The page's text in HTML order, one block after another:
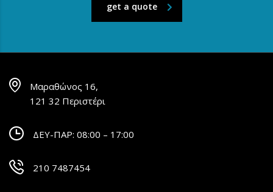
get a quote
Μαραθώνος 16,
121 32 Περιστέρι
ΔΕΥ-ΠΑΡ: 08:00 – 17:00
210 7487454